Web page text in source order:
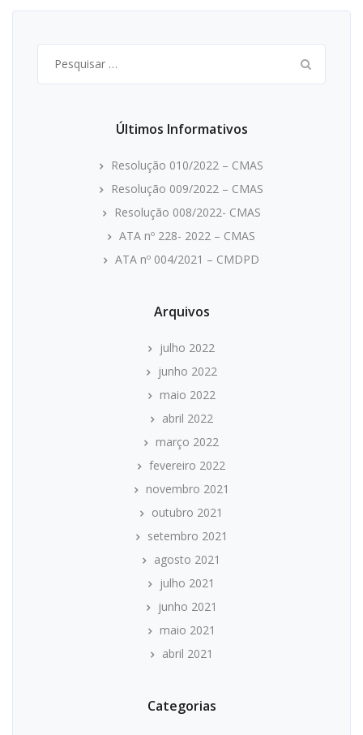
por:
Últimos Informativos
Resolução 010/2022 – CMAS
Resolução 009/2022 – CMAS
Resolução 008/2022- CMAS
ATA nº 228- 2022 – CMAS
ATA nº 004/2021 – CMDPD
Arquivos
julho 2022
junho 2022
maio 2022
abril 2022
março 2022
fevereiro 2022
novembro 2021
outubro 2021
setembro 2021
agosto 2021
julho 2021
junho 2021
maio 2021
abril 2021
Categorias